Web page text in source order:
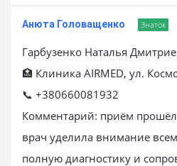
Анюта Головащенко Знаток
Гарбузенко Наталья
🏥 Клиника AIRMED, ул.
📞 +380660081932
Комментарий: приём
врач уделила внимание
полную диагностику и